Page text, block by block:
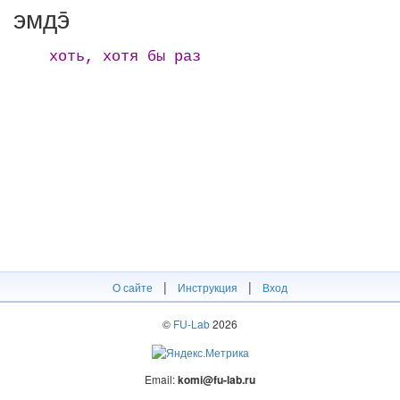
эмдэ̄
хоть, хотя бы раз
О сайте | Инструкция | Вход
© FU-Lab2026
Email:komi@fu-lab.ru